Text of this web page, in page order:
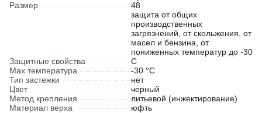
Размер
48
Защитные свойства
защита от общих
производственных
загрязнений, от скольжения, от
масел и бензина, от
пониженных температур до -30
С
Max температура
-30 °С
Тип застежки
нет
Цвет
черный
Метод крепления
литьевой (инжектирование)
Материал верха
юфть